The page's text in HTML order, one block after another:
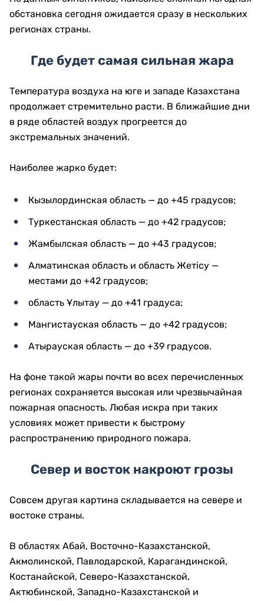
обстановка сегодня ожидается сразу в нескольких
регионах страны.
Где будет самая сильная жара
Температура воздуха на юге и западе Казахстана
продолжает стремительно расти. В ближайшие дни
в ряде областей воздух прогреется до
экстремальных значений.
Наиболее жарко будет:
Кызылординская область — до +45 градусов;
Туркестанская область — до +42 градусов;
Жамбылская область — до +43 градусов;
Алматинская область и область Жетісу —
местами до +42 градусов;
область Ұлытау — до +41 градуса;
Мангистауская область — до +42 градусов;
Атырауская область — до +39 градусов.
На фоне такой жары почти во всех перечисленных
регионах сохраняется высокая или чрезвычайная
пожарная опасность. Любая искра при таких
условиях может привести к быстрому
распространению природного пожара.
Север и восток накроют грозы
Совсем другая картина складывается на севере и
востоке страны.
В областях Абай, Восточно-Казахстанской,
Акмолинской, Павлодарской, Карагандинской,
Костанайской, Северо-Казахстанской,
Актюбинской, Западно-Казахстанской и